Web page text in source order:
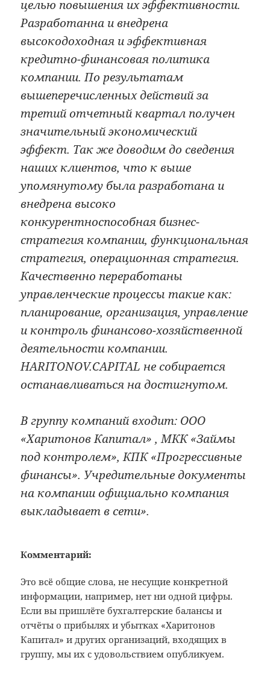
целью повышения их эффективности.
Разработанна и внедрена
высокодоходная и эффективная
кредитно-финансовая политика
компании. По результатам
вышеперечисленных действий за
третий отчетный квартал получен
значительный экономический
эффект. Так же доводим до сведения
наших клиентов, что к выше
упомянутому была разработана и
внедрена высоко
конкурентноспособная бизнес-
стратегия компании, функциональная
стратегия, операционная стратегия.
Качественно переработаны
управленческие процессы такие как:
планирование, организация, управление
и контроль финансово-хозяйственной
деятельности компании.
HARITONOV.CAPITAL не собирается
останавливаться на достигнутом.
В группу компаний входит: ООО
«Харитонов Капитал» , МКК «Займы
под контролем», КПК «Прогрессивные
финансы». Учредительные документы
на компании официально компания
выкладывает в сети».
Комментарий:
Это всё общие слова, не несущие конкретной
информации, например, нет ни одной цифры.
Если вы пришлёте бухгалтерские балансы и
отчёты о прибылях и убытках «Харитонов
Капитал» и других организаций, входящих в
группу, мы их с удовольствием опубликуем.